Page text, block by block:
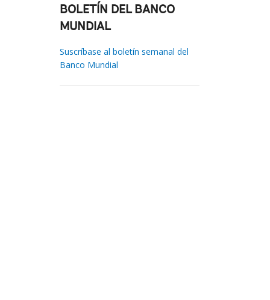
BOLETÍN DEL BANCO
MUNDIAL
Suscríbase al boletín semanal del
Banco Mundial